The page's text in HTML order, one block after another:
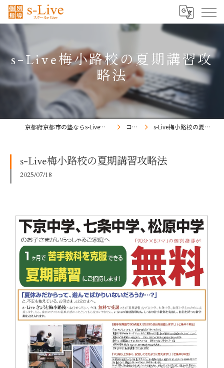
s-Live梅小路校の夏期講習攻
略法
京都府京都市の塾ならs-Liveきょうと梅小路校 コラム s-Live梅小路校の夏期講習攻略法
s-Live梅小路校の夏期講習攻略法
2025/07/18